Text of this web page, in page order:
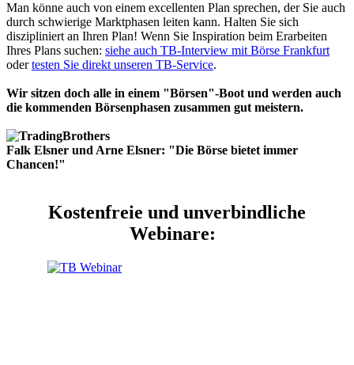
Man könne auch von einem excellenten Plan sprechen, der Sie auch
durch schwierige Marktphasen leiten kann. Halten Sie sich
diszipliniert an Ihren Plan! Wenn Sie Inspiration beim Erarbeiten
Ihres Plans suchen: siehe auch TB-Interview mit Börse Frankfurt
odertesten Sie direkt unseren TB-Service.
Wir sitzen doch alle in einem "Börsen"-Boot und werden auch
die kommenden Börsenphasen zusammen gut meistern.
Falk Elsner und Arne Elsner: "Die Börse bietet immer
Chancen!"
Kostenfreie und unverbindliche
Webinare: